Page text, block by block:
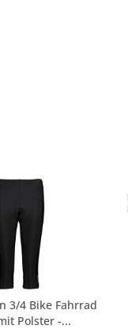
3/4 Bike Fahrrad
Polster -...